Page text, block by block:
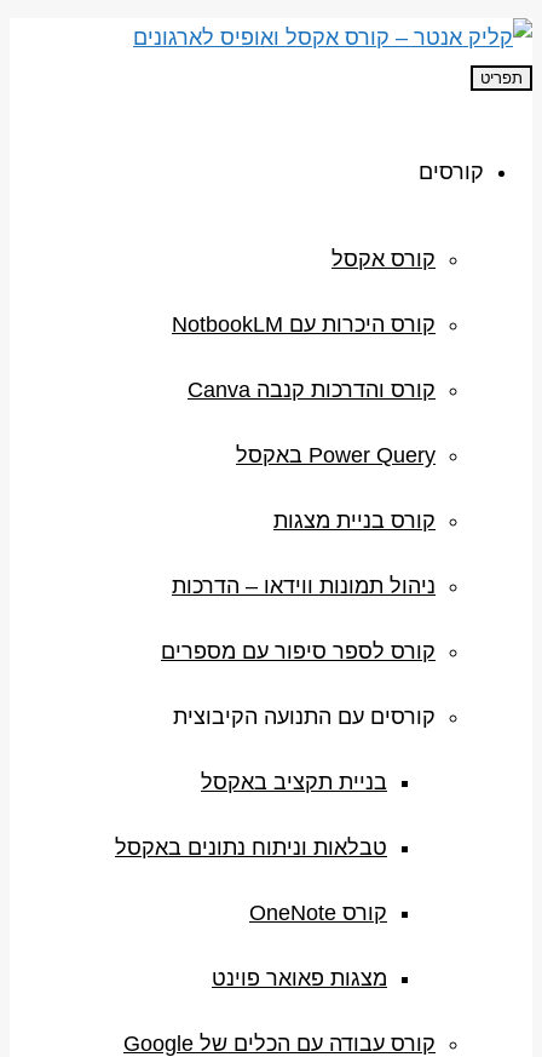
תפריט
קורסים
קורס אקסל
קורס היכרות עם NotbookLM
קורס והדרכות קנבה Canva
Power Query באקסל
קורס בניית מצגות
ניהול תמונות ווידאו – הדרכות
קורס לספר סיפור עם מספרים
קורסים עם התנועה הקיבוצית
בניית תקציב באקסל
טבלאות וניתוח נתונים באקסל
קורס OneNote
מצגות פאואר פוינט
קורס עבודה עם הכלים של Google